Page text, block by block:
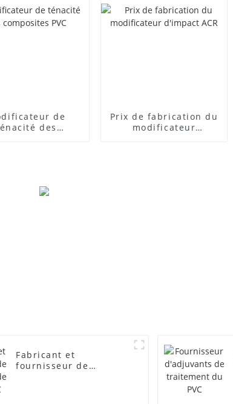
de
des
Prix ​​de fabrication du
modificateur
Fabricant et
fournisseur de